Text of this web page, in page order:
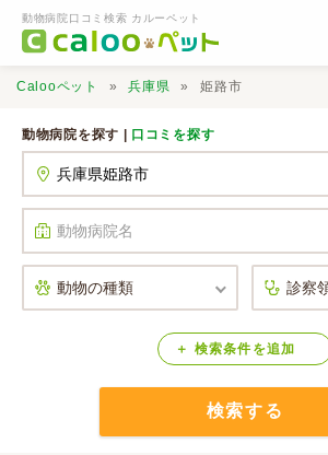
動物病院口コミ検索 カルーペット
口コミ検索
Calooペットとは？
Calooペット 兵庫県 姫路市
動物病院を探す | 口コミを探す
検索条件 を追加
検索する